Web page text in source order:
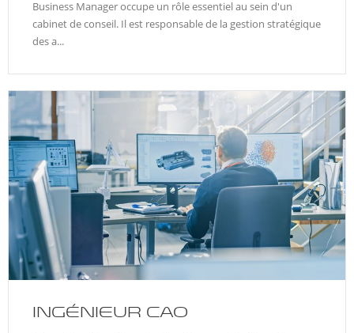
Business Manager occupe un rôle essentiel au sein d'un
cabinet de conseil. Il est responsable de la gestion stratégique
des a...
INGÉNIEUR CAO